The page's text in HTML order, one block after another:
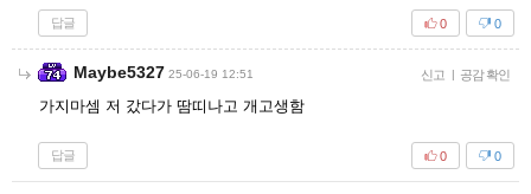
답글 0
0
Maybe5327 25-06-19 12:51 신고 | 공감 확인
가지마셈 저 갔다가 땀띠나고 개고생함
답글 0
0